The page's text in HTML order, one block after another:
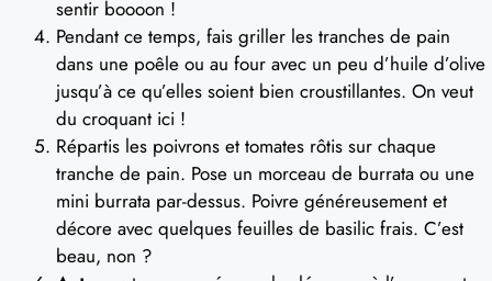
sentir boooon !
Pendant ce temps, fais griller les tranches de pain
dans une poêle ou au four avec un peu d’huile d’olive
jusqu’à ce qu’elles soient bien croustillantes. On veut
du croquant ici !
Répartis les poivrons et tomates rôtis sur chaque
tranche de pain. Pose un morceau de burrata ou une
mini burrata par-dessus. Poivre généreusement et
décore avec quelques feuilles de basilic frais. C’est
beau, non ?